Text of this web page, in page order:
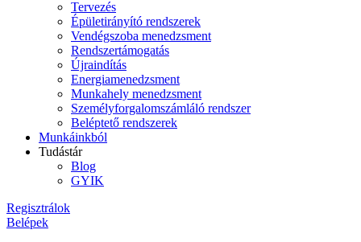
Tervezés
Épületirányító rendszerek
Vendégszoba menedzsment
Rendszertámogatás
Újraindítás
Energiamenedzsment
Munkahely menedzsment
Személyforgalomszámláló rendszer
Beléptető rendszerek
Munkáinkból
Tudástár
Blog
GYIK
Regisztrálok
Belépek